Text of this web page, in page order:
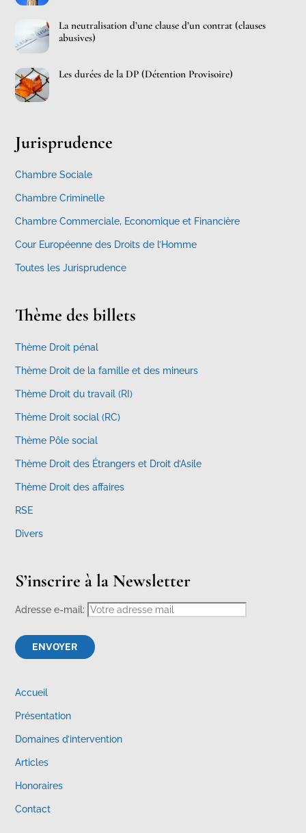
La neutralisation d’une clause d’un contrat (clauses
abusives)
Les durées de la DP (Détention Provisoire)
Jurisprudence
Chambre Sociale
Chambre Criminelle
Chambre Commerciale, Economique et Financière
Cour Européenne des Droits de l’Homme
Toutes les Jurisprudence
Thème des billets
Thème Droit pénal
Thème Droit de la famille et des mineurs
Thème Droit du travail (RI)
Thème Droit social (RC)
Thème Pôle social
Thème Droit des Étrangers et Droit d’Asile
Thème Droit des affaires
RSE
Divers
S’inscrire à la Newsletter
Adresse e-mail:
Accueil
Présentation
Domaines d’intervention
Articles
Honoraires
Contact